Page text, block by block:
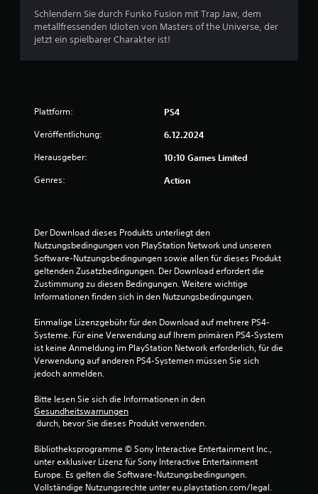
B
e
w
e
n
Schlendern Sie durch Funko Fusion mit Trap Jaw, dem
metallfressenden Idioten von Masters of the Universe, der
jetzt ein spielbarer Charakter ist!
Plattform: PS4
Veröffentlichung: 6.12.2024
Herausgeber: 10:10 Games Limited
Genres: Action
Der Download dieses Produkts unterliegt den
Nutzungsbedingungen von PlayStation Network und unseren
Software-Nutzungsbedingungen sowie allen für dieses Produkt
geltenden Zusatzbedingungen. Der Download erfordert die
Zustimmung zu diesen Bedingungen. Weitere wichtige
Informationen finden sich in den Nutzungsbedingungen.
Einmalige Lizenzgebühr für den Download auf mehrere PS4-
Systeme. Für eine Verwendung auf Ihrem primären PS4-System
ist keine Anmeldung im PlayStation Network erforderlich, für die
Verwendung auf anderen PS4-Systemen müssen Sie sich
jedoch anmelden.
Bitte lesen Sie sich die Informationen in den
Gesundheitswarnungen
durch, bevor Sie dieses Produkt verwenden.
Bibliotheksprogramme © Sony Interactive Entertainment Inc.,
unter exklusiver Lizenz für Sony Interactive Entertainment
Europe. Es gelten die Software-Nutzungsbedingungen.
Vollständige Nutzungsrechte unter eu.playstation.com/legal.